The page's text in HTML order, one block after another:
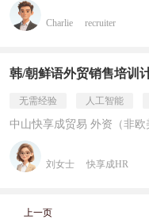
Charlie recruiter
韩/朝鲜语外贸销售培训
无需经验 人工智能
中山快享成贸易 外资（非欧
刘女士 快享成HR
上一页